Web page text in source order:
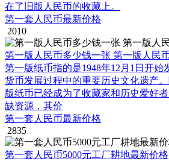
在了旧版人民币的收藏上。
第一套人民币最新价格
2010
第一版人民币多少钱一张 第一版人民
第一版纸币指的是1948年12月1日开始
货币发展过程中的重要历史文化遗产
版纸币已经成为了收藏家和历史爱好
缺资源，其价
第一套人民币最新价格
2835
第一套人民币5000元工厂耕地最新价格